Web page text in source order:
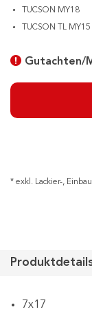
TUCSON MY18
TUCSON TL MY15
Gutachten/
* exkl. Lackier-,
7x17